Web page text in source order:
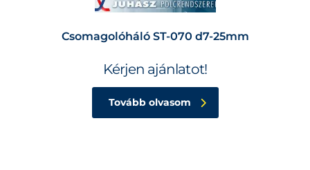
Csomagolóháló ST-070 d7-25mm
Kérjen ajánlatot!
Tovább olvasom